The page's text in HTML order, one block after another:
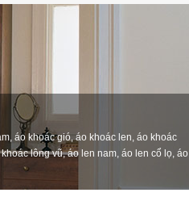
áo khoác gió, áo khoác len, áo khoác
lông vũ, áo len nam, áo len cổ lọ, áo